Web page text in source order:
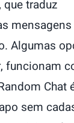
traduz
mensagens
Algumas
funcionam
Chat
sem